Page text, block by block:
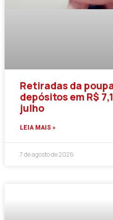
Retiradas da
depósitos em R$
julho
LEIA MAIS »
7 de agosto de 2026